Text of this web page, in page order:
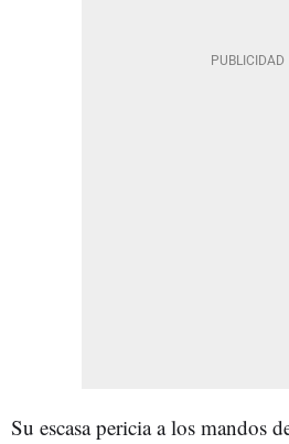
Su escasa pericia a los mandos